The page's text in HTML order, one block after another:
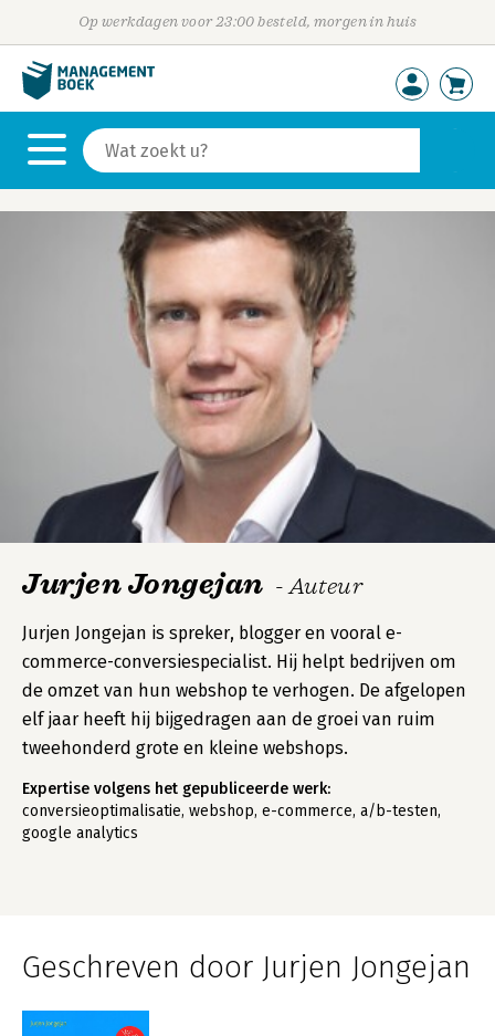
Op werkdagen voor 23:00 besteld, morgen in huis
Jurjen Jongejan - Auteur
Jurjen Jongejan is spreker, blogger en vooral e-
commerce-conversiespecialist. Hij helpt bedrijven om
de omzet van hun webshop te verhogen. De afgelopen
elf jaar heeft hij bijgedragen aan de groei van ruim
tweehonderd grote en kleine webshops.
Expertise volgens het gepubliceerde werk:
conversieoptimalisatie, webshop, e-commerce, a/b-testen,
google analytics
Geschreven door Jurjen Jongejan